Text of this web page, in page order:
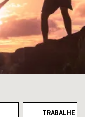
TRABALHE